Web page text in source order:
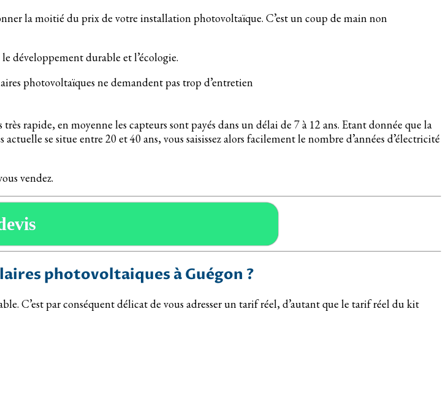
la moitié du prix de votre installation photovoltaïque. C’est un coup de main non
développement durable et l’écologie.
photovoltaïques ne demandent pas trop d’entretien
très rapide, en moyenne les capteurs sont payés dans un délai de 7 à 12 ans. Etant donnée que la
se situe entre 20 et 40 ans, vous saisissez alors facilement le nombre d’années d’électricité
vendez.
photovoltaiques à Guégon ?
C’est par conséquent délicat de vous adresser un tarif réel, d’autant que le tarif réel du kit